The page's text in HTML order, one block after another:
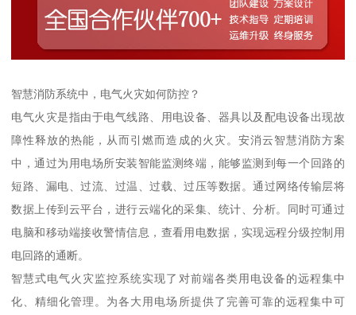
智慧消防系统中，电气火灾如何防控？
电气火灾是指由于电气线路、用电设备、器具以及配电设备出现故
障性释放的热能，从而引燃而造成的火灾。安消云智慧消防方案
中，通过为用电场所安装智能监测终端，能够监测到每一个回路的
短路、漏电、过流、过温、过载、过压等数据。通过网络传输层将
数据上传到云平台，进行云端化的采集、统计、分析。同时可通过
电脑和移动端接收警情信息，查看用电数据，实现远程分级控制用
电回路的通断。
智慧式电气火灾监控系统实现了对前端各类用电设备的远程集中
化、精细化管理。为各大用电场所提供了完善可靠的远程集中可